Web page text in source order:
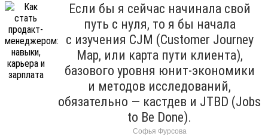
Если бы я сейчас начинала свой
путь с нуля, то я бы начала
с изучения CJM (Customer Journey
Map, или карта пути клиента),
базового уровня юнит-экономики
и методов исследований,
обязательно — кастдев и JTBD (Jobs
to Be Done).
Софья Фурсова